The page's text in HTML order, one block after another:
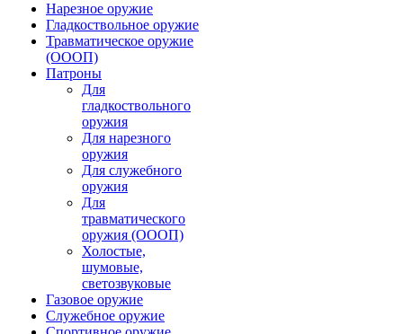
Нарезное оружие
Гладкоствольное оружие
Травматическое оружие
(ОООП)
Патроны
Для
гладкоствольного
оружия
Для нарезного
оружия
Для служебного
оружия
Для
травматического
оружия (ОООП)
Холостые,
шумовые,
светозвуковые
Газовое оружие
Служебное оружие